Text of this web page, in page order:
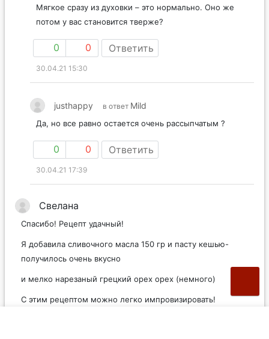
Мягкое сразу из духовки – это нормально. Оно же
потом у вас становится тверже?
0 0 Ответить
30.04.21 15:30
justhappy в ответ Mild
Да, но все равно остается очень рассыпчатым ?
0 0 Ответить
30.04.21 17:39
Свелана
Спасибо! Рецепт удачный!
Я добавила сливочного масла 150 гр и пасту кешью-
получилось очень вкусно
и мелко нарезаный грецкий орех орех (немного)
С этим рецептом можно легко импровизировать!